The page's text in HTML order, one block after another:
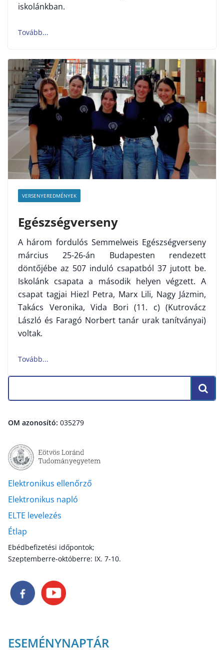
iskolánkban.
VERSENYEREDMÉNYEK
Egészségverseny
A három fordulós Semmelweis Egészségverseny
március 25-26-án Budapesten rendezett
döntőjébe az 507 induló csapatból 37 jutott be.
Iskolánk csapata a második helyen végzett. A
csapat tagjai Hiezl Petra, Marx Lili, Nagy Jázmin,
Takács Veronika, Vida Bori (11. c) (Kutrovácz
László és Faragó Norbert tanár urak tanítványai)
voltak.
OM azonosító: 035279
Elektronikus ellenőrző
Elektronikus napló
ELTE levelezés
Étlap
Ebédbefizetési időpontok;
Szeptemberre-októberre: IX. 7-10.
ESEMÉNYNAPTÁR